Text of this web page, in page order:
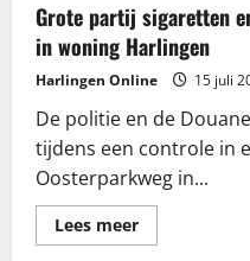
Grote partij sigaretten
in woning Harlingen
Harlingen Online 15 juli
De politie en de
tijdens een controle in
Oosterparkweg in...
Lees meerLees
meer